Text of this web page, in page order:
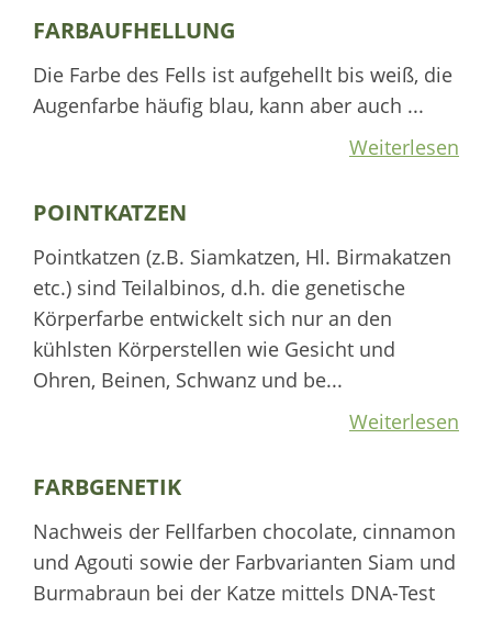
FARBAUFHELLUNG
Die Farbe des Fells ist aufgehellt bis weiß, die
Augenfarbe häufig blau, kann aber auch ...
Weiterlesen
POINTKATZEN
Pointkatzen (z.B. Siamkatzen, Hl. Birmakatzen
etc.) sind Teilalbinos, d.h. die genetische
Körperfarbe entwickelt sich nur an den
kühlsten Körperstellen wie Gesicht und
Ohren, Beinen, Schwanz und be...
Weiterlesen
FARBGENETIK
Nachweis der Fellfarben chocolate, cinnamon
und Agouti sowie der Farbvarianten Siam und
Burmabraun bei der Katze mittels DNA-Test